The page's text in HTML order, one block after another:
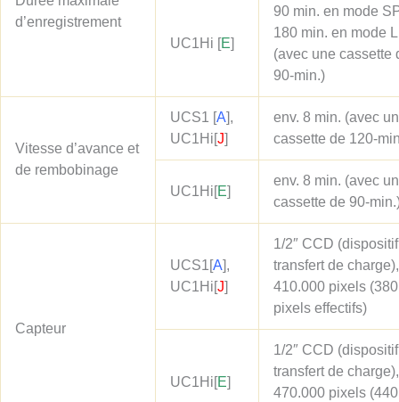
d’enregistrement
UC1Hi [E]
90 min. en mode
180 min. en mode
(avec une cassette
90-min.)
Vitesse d’avance et
de rembobinage
UCS1 [A],
UC1Hi[J]
env. 8 min. (avec
cassette de 120-
UC1Hi[E]
env. 8 min. (avec
cassette de 90-
Capteur
UCS1[A],
UC1Hi[J]
1/2″ CCD
transfert de charge),
410.000 pixels
pixels effectifs)
UC1Hi[E]
1/2″ CCD
transfert de charge),
470.000 pixels